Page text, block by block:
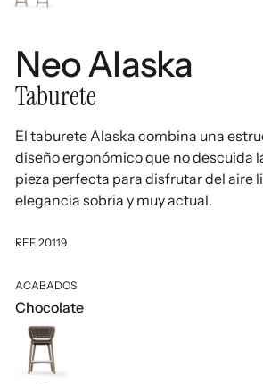
Neo Alaska
Taburete
El taburete Alaska combina una
diseño ergonómico que no descuida
pieza perfecta para disfrutar del aire
elegancia sobria y muy actual.
REF. 20119
ACABADOS
Chocolate